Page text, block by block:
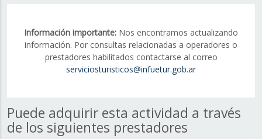
Información importante: Nos encontramos actualizando
información. Por consultas relacionadas a operadores o
prestadores habilitados contactarse al correo
serviciosturisticos@infuetur.gob.ar
Puede adquirir esta actividad a través
de los siguientes prestadores